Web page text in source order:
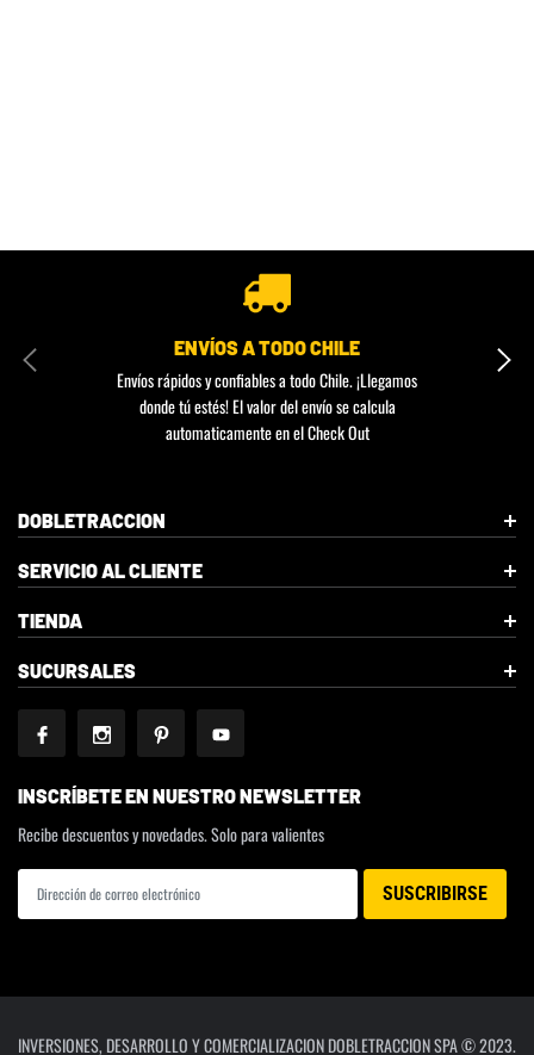
ENVÍOS A TODO CHILE
Envíos rápidos y confiables a todo Chile. ¡Llegamos
donde tú estés! El valor del envío se calcula
automaticamente en el Check Out
DOBLETRACCION
SERVICIO AL CLIENTE
TIENDA
SUCURSALES
INSCRÍBETE EN NUESTRO NEWSLETTER
Recibe descuentos y novedades. Solo para valientes
INVERSIONES, DESARROLLO Y COMERCIALIZACION DOBLETRACCION SPA © 2023.